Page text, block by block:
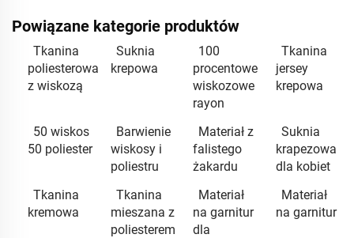
Powiązane kategorie produktów
Tkanina
poliesterowa
z wiskozą
Suknia
krepowa
100
procentowe
wiskozowe
rayon
Tkanina
jersey
krepowa
50 wiskos
50 poliester
Barwienie
wiskosy i
poliestru
Materiał z
falistego
żakardu
Suknia
krapezowa
dla kobiet
Tkanina
kremowa
Tkanina
mieszana z
poliesterem
Materiał
na garnitur
dla
Materiał
na garnitur